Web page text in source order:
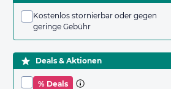
Kostenlos stornierbar oder gegen
geringe Gebühr
Deals & Aktionen
% Deals